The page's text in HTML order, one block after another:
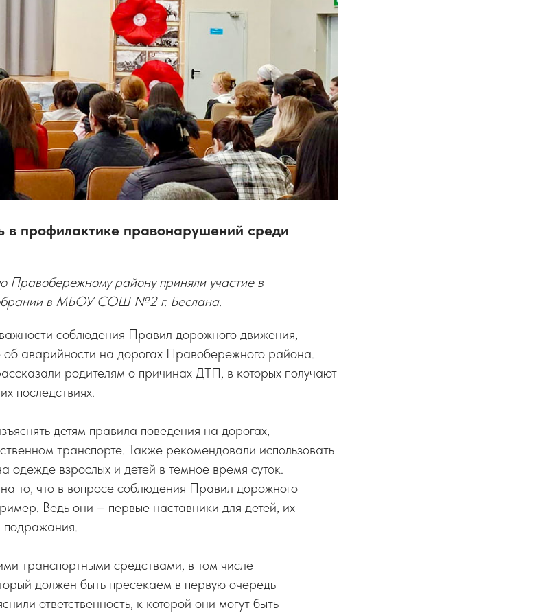
в профилактике правонарушений среди
Правобережному району приняли участие в
в МБОУ СОШ №2 г. Беслана.
соблюдения Правил дорожного движения,
об аварийности на дорогах Правобережного района.
родителям о причинах ДТП, в которых получают
последствиях.
детям правила поведения на дорогах,
транспорте. Также рекомендовали использовать
одежде взрослых и детей в темное время суток.
то, что в вопросе соблюдения Правил дорожного
Ведь они – первые наставники для детей, их
подражания.
транспортными средствами, в том числе
должен быть пресекаем в первую очередь
ответственность, к которой они могут быть